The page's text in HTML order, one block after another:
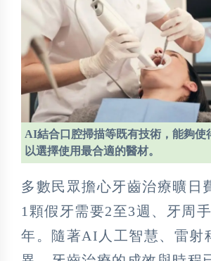
AI結合口腔掃描等既有技術，能夠使
以選擇使用最合適的醫材。
多數民眾擔心牙齒治療曠日
1顆假牙需要2至3週、牙周
年。隨著AI人工智慧、雷射